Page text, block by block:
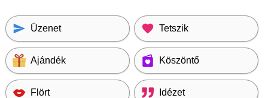
Üzenet Tetszik
Ajándék Köszöntő
Flört Idézet